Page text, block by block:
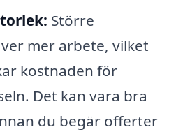
Större
mer arbete, vilket
kostnaden för
Det kan vara bra
du begär offerter